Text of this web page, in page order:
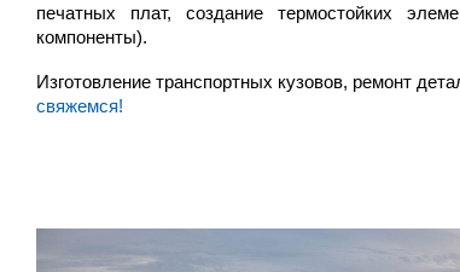
печатных плат, создание термостойких
компоненты).
Изготовление транспортных кузовов, ремонт
свяжемся!